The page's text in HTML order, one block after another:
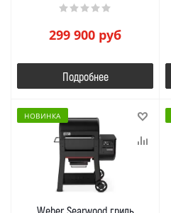
299 900 руб
Подробнее
НОВИНКА